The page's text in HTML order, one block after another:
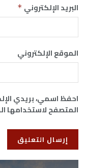
البريد الإلكتروني *
الموقع الإلكتروني
احفظ اسمي، بريدي
المتصفح لاستخدامها